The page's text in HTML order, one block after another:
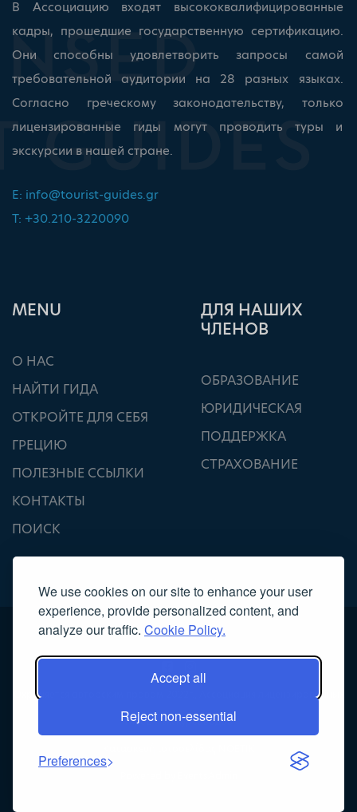
We use cookies on our site to enhance your user
experience, provide personalized content, and
analyze our traffic. Cookie Policy.
Accept all
Reject non-essential
Preferences
В Ассоциацию входят высококвалифицированные
кадры, прошедшие государственную сертификацию.
Они способны удовлетворить запросы самой
требовательной аудитории на 28 разных языках.
Согласно греческому законодательству, только
лицензированные гиды могут проводить туры и
экскурсии в нашей стране.
E: info@tourist-guides.gr
T: +30.210-3220090
ΜΕΝU
О НАС
НАЙТИ ГИДА
ОТКРОЙТЕ ДЛЯ СЕБЯ
ГРЕЦИЮ
ПОЛЕЗНЫЕ ССЫЛКИ
КОНТАКТЫ
ПОИСК
ДЛЯ НАШИХ
ЧЛЕНОВ
ОБРАЗОВАНИЕ
ЮРИДИЧЕСКАЯ
ПОДДЕРЖКА
СТРАХОВАНИЕ
Охраняется авторским правом 2022г., Ассоциация лицензированных
гидов – экскурсоводов